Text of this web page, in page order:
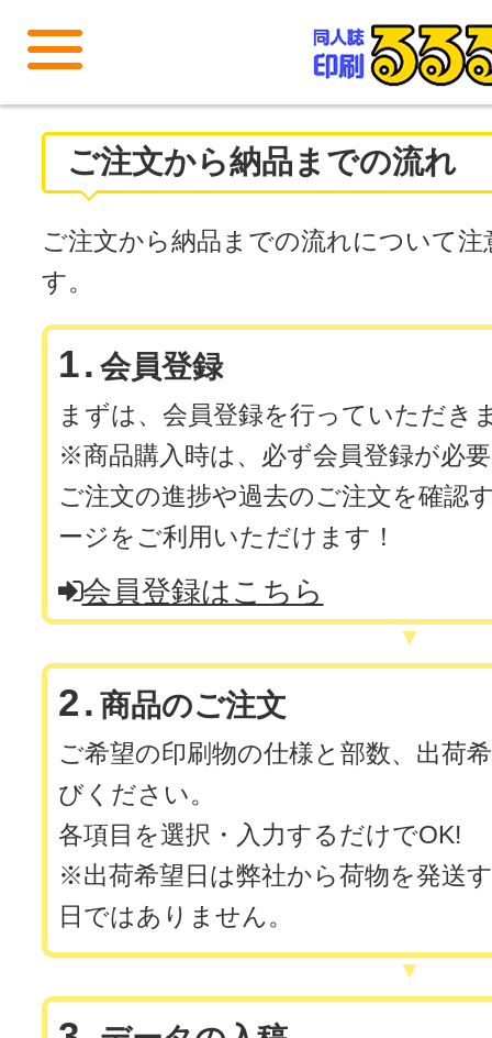
ご注文から納品までの流れ
ご注文から納品までの流れについて
す。
1.会員登録
まずは、会員登録を行っていただき
※商品購入時は、必ず会員登録が必
ご注文の進捗や過去のご注文を確認
ージをご利用いただけます！
会員登録はこちら
2.商品のご注文
ご希望の印刷物の仕様と部数、出荷
びください。
各項目を選択・入力するだけでOK!
※出荷希望日は弊社から荷物を発送
日ではありません。